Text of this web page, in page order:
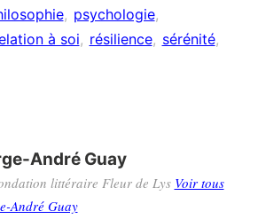
psychologie
à soi résilience
sérénité
André Guay
littéraire Fleur de Lys Voir tous
André Guay